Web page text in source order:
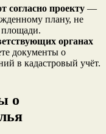
согласно проекту —
плану, не
площади.
органах
документы о
в кадастровый учёт.
о